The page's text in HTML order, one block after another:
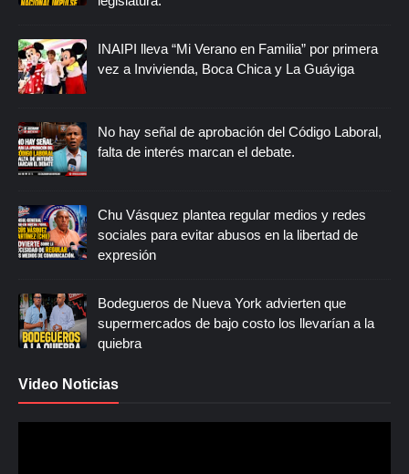
INAIPI lleva “Mi Verano en Familia” por primera
vez a Invivienda, Boca Chica y La Guáyiga
No hay señal de aprobación del Código Laboral,
falta de interés marcan el debate.
Chu Vásquez plantea regular medios y redes
sociales para evitar abusos en la libertad de
expresión
Bodegueros de Nueva York advierten que
supermercados de bajo costo los llevarían a la
quiebra
Video Noticias